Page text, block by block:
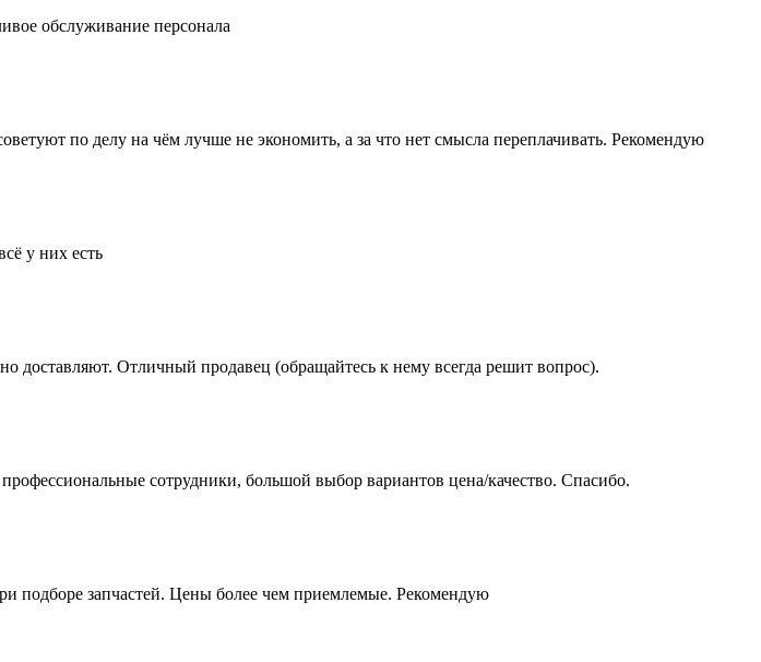
обслуживание персонала
по делу на чём лучше не экономить, а за что нет смысла переплачивать. Рекомендую
у них есть
доставляют. Отличный продавец (обращайтесь к нему всегда решит вопрос).
сотрудники, большой выбор вариантов цена/качество. Спасибо.
подборе запчастей. Цены более чем приемлемые. Рекомендую